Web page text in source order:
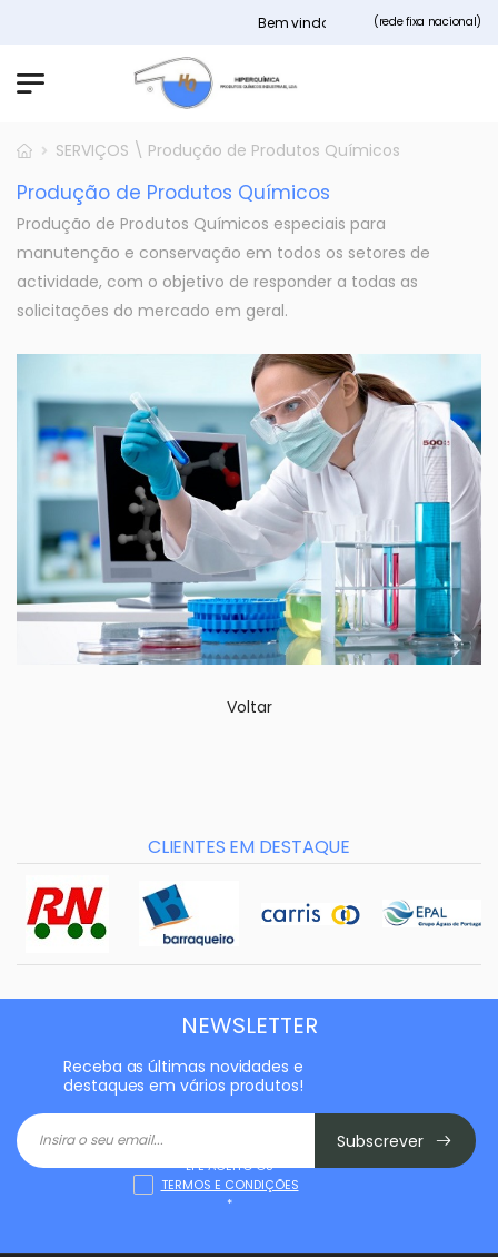
Bem vindos ao nosso site(rede fixa nacional)
SERVIÇOS \ Produção de Produtos Químicos
Produção de Produtos Químicos
Produção de Produtos Químicos especiais para
manutenção e conservação em todos os setores de
actividade, com o objetivo de responder a todas as
solicitações do mercado em geral.
Voltar
CLIENTES EM DESTAQUE
NEWSLETTER
Receba as últimas novidades e
destaques em vários produtos!
Subscrever
LI E ACEITO OS
TERMOS E CONDIÇÕES
*